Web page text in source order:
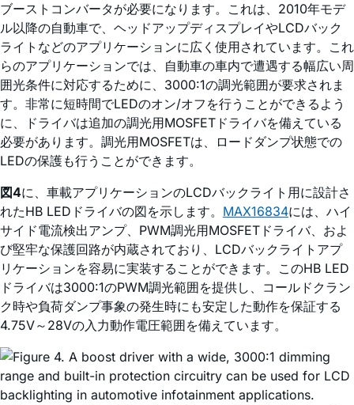
ブーストコンバータが必要になります。これは、2010年モデ
ル以降の自動車で、ヘッドアップディスプレイやLCDバック
ライトなどのアプリケーションに広く使用されています。これ
らのアプリケーションでは、自動車の車内で遭遇する幅広い周
囲光条件に対応するために、3000:1の調光範囲が要求されま
す。非常に短時間でLEDのオン/オフを行うことができるよう
に、ドライバは追加の調光用MOSFETドライバを備えている
必要があります。調光用MOSFETは、ロードダンプ状態での
LEDの保護も行うことができます。
図4に、車載アプリケーションのLCDバックライト用に設計さ
れたHB LEDドライバの図を示します。 MAX16834には、ハイ
サイド電流検出アンプ、PWM調光用MOSFETドライバ、およ
び堅牢な保護回路が内蔵されており、LCDバックライトアプ
リケーションを容易に実装することができます。このHB LED
ドライバは3000:1のPWM調光範囲を提供し、コールドクラン
ク時や負荷ダンプ事象の発生時にも安定した動作を保証する
4.75V～28Vの入力動作電圧範囲を備えています。